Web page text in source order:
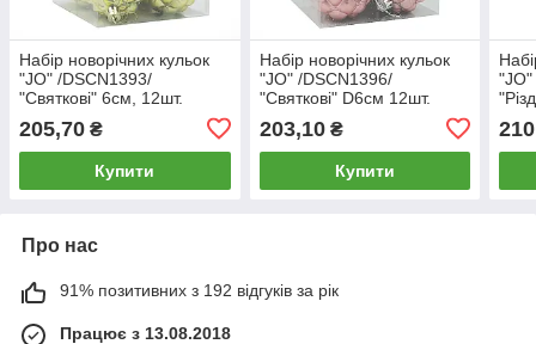
Набір новорічних кульок
"JO" /DSCN1393/
"Святкові" 6см, 12шт.
205,70 ₴
Купити
Набір новорічних кульок
"JO" /DSCN1396/
"Святкові" D6см 12шт.
203,10₴
Купити
"JO"
Про нас
91% позитивних з 192 відгуків за рік
Працює з 13.08.2018